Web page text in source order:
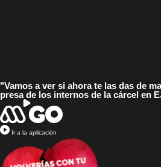
"Vamos a ver si ahora te las das de
presa de los internos de la cárcel en
Ir a la aplicación